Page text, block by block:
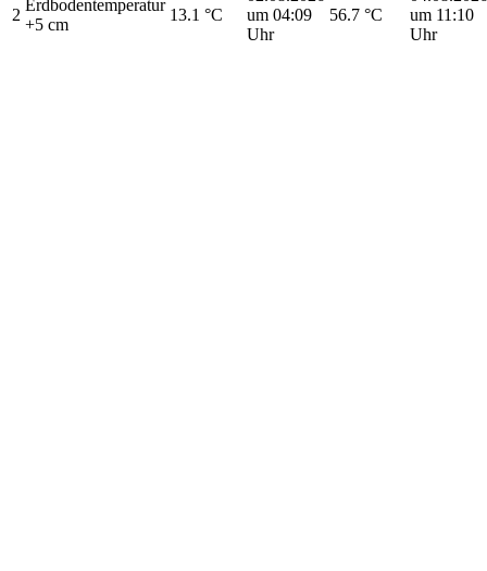
2
Erdbodentemperatur
+5 cm
13.1 °C
um 04:09
Uhr
56.7 °C
um 11:10
Uhr